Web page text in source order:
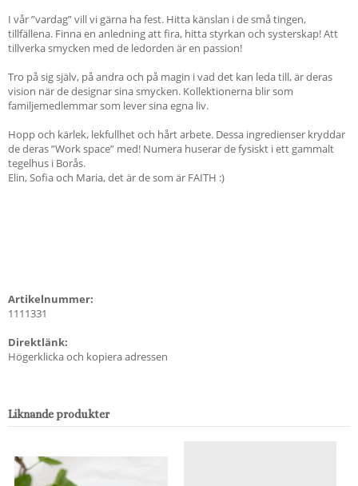
I vår ”vardag” vill vi gärna ha fest. Hitta känslan i de små tingen,
tillfällena. Finna en anledning att fira, hitta styrkan och systerskap! Att
tillverka smycken med de ledorden är en passion!
Tro på sig själv, på andra och på magin i vad det kan leda till, är deras
vision när de designar sina smycken. Kollektionerna blir som
familjemedlemmar som lever sina egna liv.
Hopp och kärlek, lekfullhet och hårt arbete. Dessa ingredienser kryddar
de deras ”Work space” med! Numera huserar de fysiskt i ett gammalt
tegelhus i Borås.
Elin, Sofia och Maria, det är de som är FAITH :)
Artikelnummer:
1111331
Direktlänk:
Högerklicka och kopiera adressen
Liknande produkter